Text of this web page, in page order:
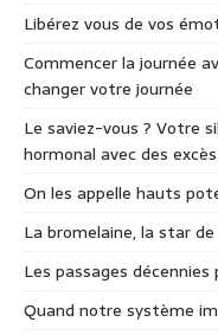
Libérez vous de vos
Commencer la journée
changer votre journée
Le saviez-vous ? Votre
hormonal avec des
On les appelle hauts
La bromelaine, la star de
Les passages
Quand notre système